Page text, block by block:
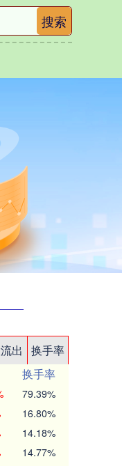
搜索
出
换手率
换手率
79.39%
16.80%
14.18%
14.77%